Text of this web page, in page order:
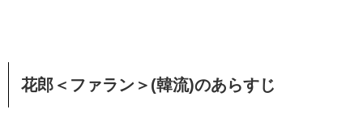
花郎＜ファラン＞(韓流)のあらすじ